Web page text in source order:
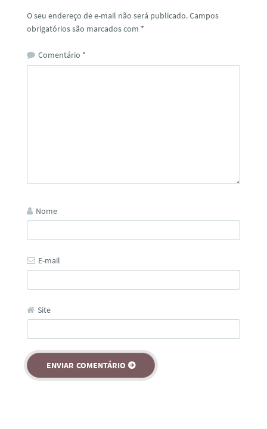
O seu endereço de e-mail não será publicado.Campos
obrigatórios são marcados com *
Comentário *
Nome
E-mail
Site